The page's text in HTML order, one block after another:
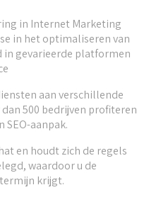
in Internet Marketing
in het optimaliseren van
in gevarieerde platformen
aan verschillende
500 bedrijven profiteren
SEO-aanpak.
en houdt zich de regels
waardoor u de
krijgt.